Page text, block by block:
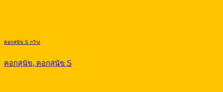
คอกสุนัข S กว้าง
คอกสุนัข, คอกสุนัข S